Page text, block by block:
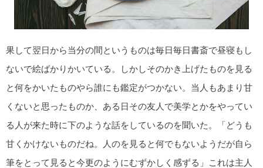
果して翌日から当分の間というものは毎日毎日書斎で昼寝もし
ないで絵ばかりかいている。しかしそのかき上げたものを見る
と何をかいたものやら誰にも鑑定がつかない。当人もあまり甘
くないと思ったものか、ある日その友人で美学とかをやってい
る人が来た時に下のような話をしているのを聞いた。「どうも
甘くかけないものだね。人のを見ると何でもないようだが自ら
筆をとって見ると今更のようにむずかしく感ずる」これは主人